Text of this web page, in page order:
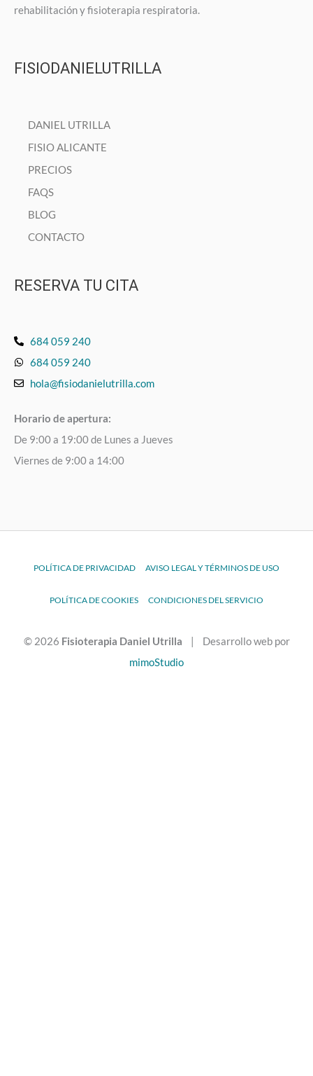
rehabilitación y fisioterapia respiratoria.
FISIODANIELUTRILLA
DANIEL UTRILLA
FISIO ALICANTE
PRECIOS
FAQS
BLOG
CONTACTO
RESERVA TU CITA
684 059 240
684 059 240
hola@fisiodanielutrilla.com
Horario de apertura:
De 9:00 a 19:00 de Lunes a Jueves
Viernes de 9:00 a 14:00
POLÍTICA DE PRIVACIDAD AVISO LEGAL Y TÉRMINOS DE USO
POLÍTICA DE COOKIES CONDICIONES DEL SERVICIO
© 2026 Fisioterapia Daniel Utrilla | Desarrollo web por
mimoStudio